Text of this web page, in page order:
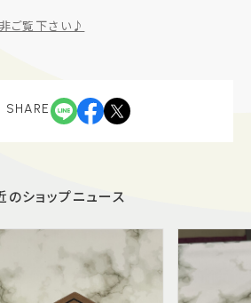
ご覧下さい♪
SHARE
のショップニュース